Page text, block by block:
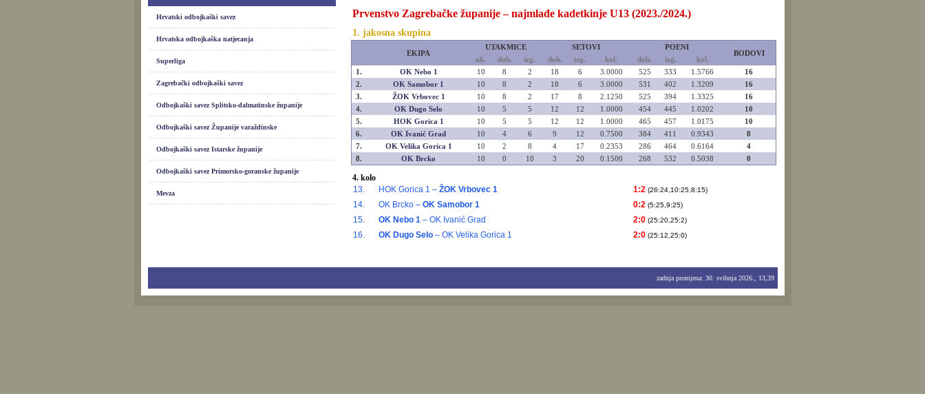
Hrvatski odbojkaški savez
Hrvatska odbojkaška natjecanja
Superliga
Zagrebački odbojkaški savez
Odbojkaški savez Splitsko-dalmatinske županije
Odbojkaški savez Županije varaždinske
Odbojkaški savez Istarske županije
Odbojkaški savez Primorsko-goranske županije
Mevza
Prvenstvo Zagrebačke županije – najmlađe kadetkinje U13 (2023./2024.)
1. jakosna skupina
EKIPA
UTAKMICE SETOVI POENI
BODOVI
uk. dob. izg. dob. izg. kol. dob. izg.
kol.
1.
OK Nebo 1 10 8 2 18 6 3.0000 525 333 1.5766
16
2.
OK Samobor 1 10 8 2 18 6 3.0000 531 402 1.3209
16
3.
ŽOK Vrbovec 1 10 8 2 17 8 2.1250 525 394 1.3325
16
4.
OK Dugo Selo 10 5 5 12 12 1.0000 454 445 1.0202
10
5.
HOK Gorica 1 10 5 5 12 12 1.0000 465 457 1.0175
10
6.
OK Ivanić Grad 10 4 6 9 12 0.7500 384 411 0.9343
8
7.
OK Velika Gorica 1 10 2 8 4 17 0.2353 286 464 0.6164
4
8.
OK Brcko 10 0 10 3 20 0.1500 268 532 0.5038 0
4. kolo
13.
HOK Gorica 1 – ŽOK Vrbovec 1 1:2 (26:24,10:25,8:15)
14. OK Brcko – OK Samobor 1 0:2 (5:25,9:25)
15. OK Nebo 1– OK Ivanić Grad 2:0 (25:20,25:2)
16. OK Dugo Selo – OK Velika Gorica 1 2:0 (25:12,25:0)
zadnja promjena: 30. svibnja 2026., 13,39